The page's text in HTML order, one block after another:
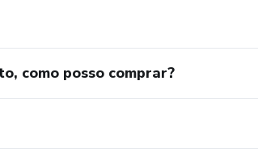
como posso comprar?